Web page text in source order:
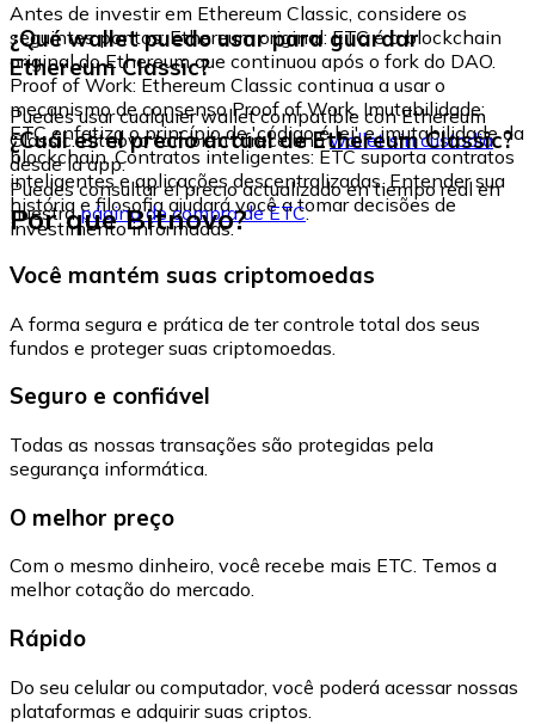
Antes de investir em Ethereum Classic, considere os
seguintes pontos: Ethereum original: ETC é a blockchain
original do Ethereum que continuou após o fork do DAO.
Proof of Work: Ethereum Classic continua a usar o
mecanismo de consenso Proof of Work. Imutabilidade:
ETC enfatiza o princípio de 'código é lei' e imutabilidade da
blockchain. Contratos inteligentes: ETC suporta contratos
inteligentes e aplicações descentralizadas. Entender sua
história e filosofia ajudará você a tomar decisões de
investimento informadas.
¿Qué wallet puedo usar para guardar
Ethereum Classic?
Puedes usar cualquier wallet compatible con Ethereum
Classic. Bitnovo también ofrece unawallet sin custodia
desde la app.
¿Cuál es el precio actual de Ethereum Classic?
Puedes consultar el precio actualizado en tiempo real en
nuestrapágina de compra de ETC.
Por que Bitnovo?
Você mantém suas criptomoedas
A forma segura e prática de ter controle total dos seus
fundos e proteger suas criptomoedas.
Seguro e confiável
Todas as nossas transações são protegidas pela
segurança informática.
O melhor preço
Com o mesmo dinheiro, você recebe mais ETC. Temos a
melhor cotação do mercado.
Rápido
Do seu celular ou computador, você poderá acessar nossas
plataformas e adquirir suas criptos.